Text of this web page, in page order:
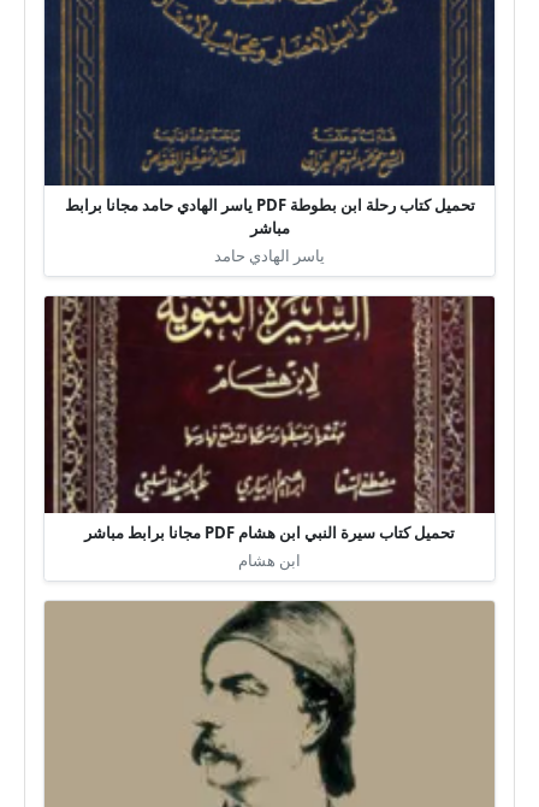
تحميل كتاب رحلة ابن بطوطة PDF ياسر الهادي حامد مجانا برابط
مباشر
ياسر الهادي حامد
تحميل كتاب سيرة النبي ابن هشام PDF مجانا برابط مباشر
ابن هشام